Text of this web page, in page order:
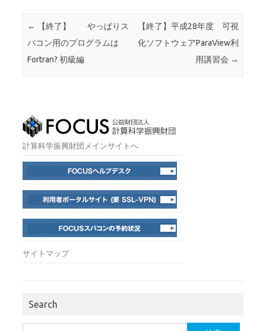
投稿ナビゲーション
←
【終了】 やっぱりス
パコン用のプログラムは
Fortran? 初級編
【終了】平成28年度 可視
化ソフトウェアParaView利
用講習会 →
計算科学振興財団メインサイトへ
サイトマップ
Search